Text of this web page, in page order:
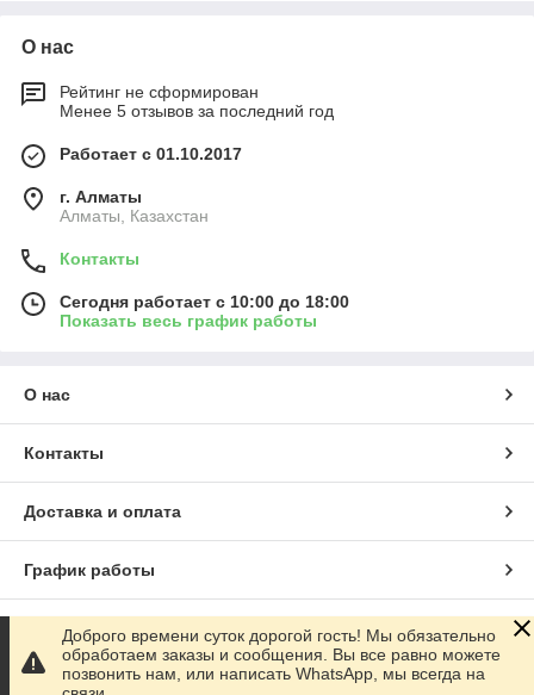
Германия и т.д.
медицинскими научно-исследовательскими учреждениями
России и Китая дает большие возможности для дальнейшего
развития. С каждым годом наша компания становится все
заметнее и заметнее на мировом рынке по продвижению
продукции ТКМ (Традиционной Китайской Медицины).
Реализация продукции и косметических средств
потребителей. Для этого почти во всех крупных российских
центры.
О нас
Рейтинг не сформирован
Менее 5 отзывов за последний год
Работает с 01.10.2017
г. Алматы
Алматы, Казахстан
Контакты
Сегодня работает с 10:00 до 18:00
Показать весь график работы
О нас
Контакты
Доставка и оплата
График работы
Полная версия сайта
Сайт создан на маркетплейсе
Доброго времени суток дорогой гость! Мы обязательно
обработаем заказы и сообщения. Вы все равно можете
позвонить нам, или написать WhatsApp, мы всегда на